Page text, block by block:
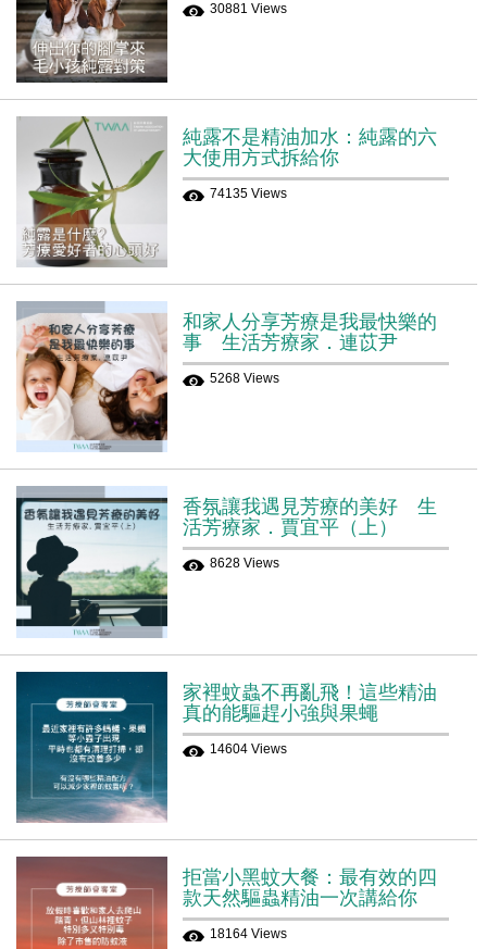
30881 Views
純露不是精油加水：純露的六
大使用方式拆給你
74135 Views
和家人分享芳療是我最快樂的
事 生活芳療家．連苡尹
5268 Views
香氛讓我遇見芳療的美好 生
活芳療家．賈宜平（上）
8628 Views
家裡蚊蟲不再亂飛！這些精油
真的能驅趕小強與果蠅
14604 Views
拒當小黑蚊大餐：最有效的四
款天然驅蟲精油一次講給你
18164 Views